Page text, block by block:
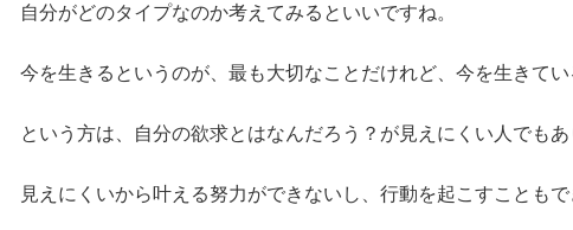
自分がどのタイプなのか考えてみるといいですね。
今を生きるというのが、最も大切なことだけれど、今を生きてい
という方は、自分の欲求とはなんだろう？が見えにくい人でもあ
見えにくいから叶える努力ができないし、行動を起こすこともで